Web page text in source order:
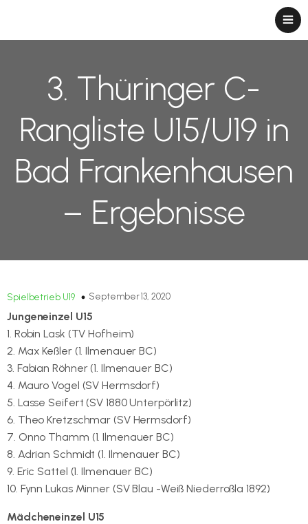
3. Thüringer C-
Rangliste U15/U19 in
Bad Frankenhausen
– Ergebnisse
Spielbetrieb U19 September 13, 2020
Jungeneinzel U15
1. Robin Lask (TV Hofheim)
2. Max Keßler (1. Ilmenauer BC)
3. Fabian Röhner (1. Ilmenauer BC)
4. Mauro Vogel (SV Hermsdorf)
5. Lasse Seifert (SV 1880 Unterpörlitz)
6. Theo Kretzschmar (SV Hermsdorf)
7. Onno Thamm (1. Ilmenauer BC)
8. Adrian Schmidt (1. Ilmenauer BC)
9. Eric Sattel (1. Ilmenauer BC)
10. Fynn Lukas Minner (SV Blau -Weiß Niederroßla 1892)
Mädcheneinzel U15